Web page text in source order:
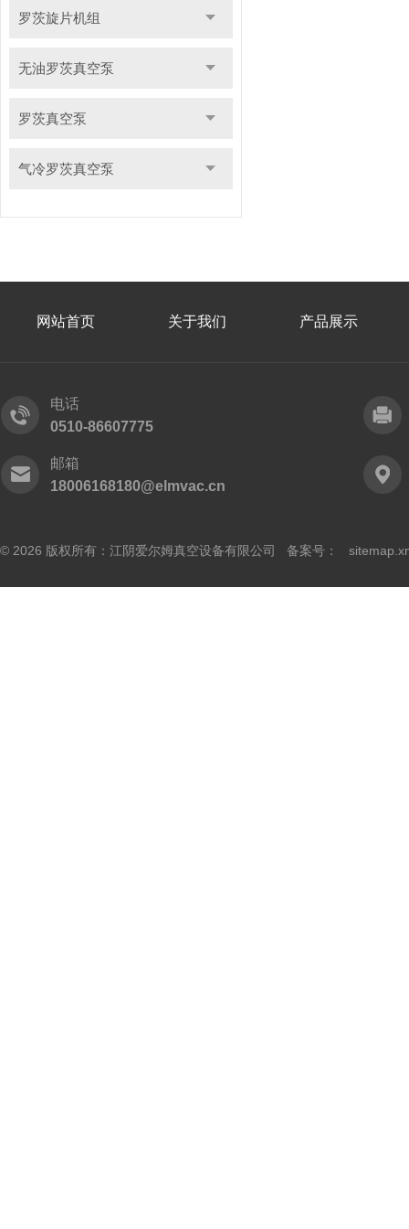
罗茨旋片机组
无油罗茨真空泵
罗茨真空泵
气冷罗茨真空泵
网站首页 关于我们 产品展示
电话
0510-86607775
邮箱
18006168180@elmvac.cn
© 2026 版权所有：江阴爱尔姆真空设备有限公司 备案号：